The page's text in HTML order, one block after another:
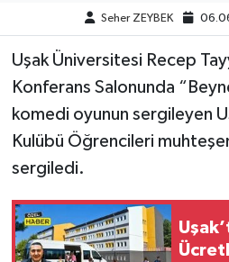
Seher ZEYBEK
Uşak Üniversitesi Recep
Konferans Salonunda
komedi oyunun sergileyen
Kulübü Öğrencileri
sergiledi.